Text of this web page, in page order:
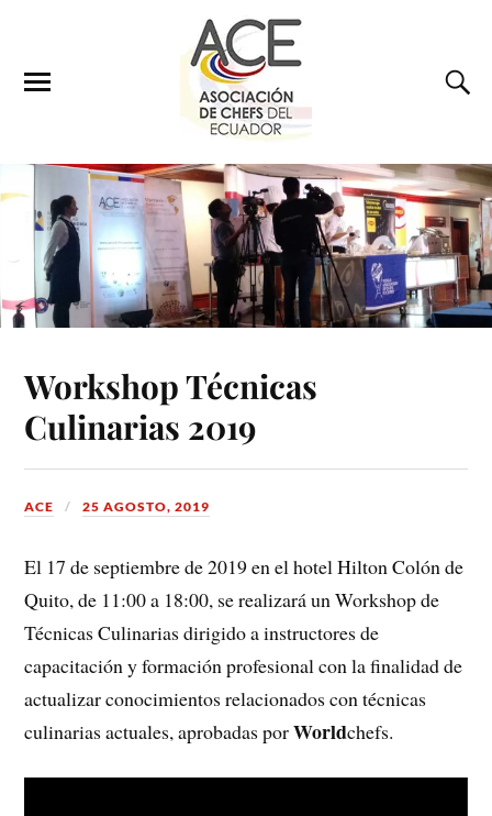
Workshop Técnicas
Culinarias 2019
ACE 25 AGOSTO, 2019
El 17 de septiembre de 2019 en el hotel Hilton Colón de
Quito, de 11:00 a 18:00, se realizará un Workshop de
Técnicas Culinarias dirigido a instructores de
capacitación y formación profesional con la finalidad de
actualizar conocimientos relacionados con técnicas
culinarias actuales, aprobadas porWorldchefs.